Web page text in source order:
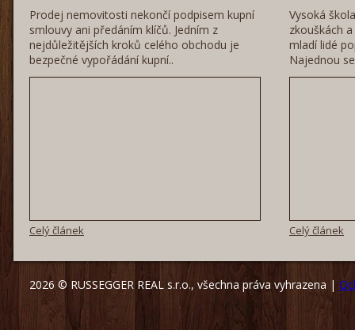
Prodej nemovitosti nekončí podpisem kupní
smlouvy ani předáním klíčů. Jedním z
nejdůležitějších kroků celého obchodu je
bezpečné vypořádání kupní..
Celý článek
Vysoká
zkouškách
mladí lidé
Najednou
Celý článek
2026 © RUSSEGGER REAL s.r.o., všechna práva vyhrazena |